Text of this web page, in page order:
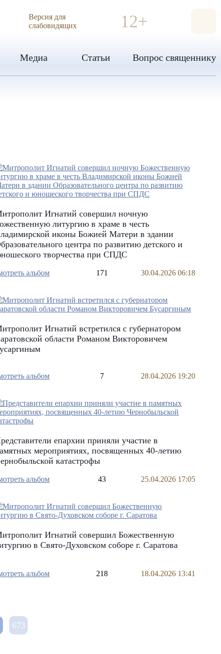
Версия для
слабовидящих
12+
Медиа Статьи Вопрос священнику
Игнатий совершил ночную
литургию в храме в честь
иконы Божией Матери в здании
центра по развитию детского и
творчества при СПДС
альбом 171 30.04.2026 06:18
Игнатий встретился с губернатором
области Романом Викторовичем
альбом 7 28.04.2026 19:20
епархии приняли участие в
мероприятиях, посвященных 40-летию
катастрофы
альбом 43 25.04.2026 17:05
Игнатий совершил Божественную
в Свято-Духовском соборе г. Саратова
альбом 218 18.04.2026 13:41
673